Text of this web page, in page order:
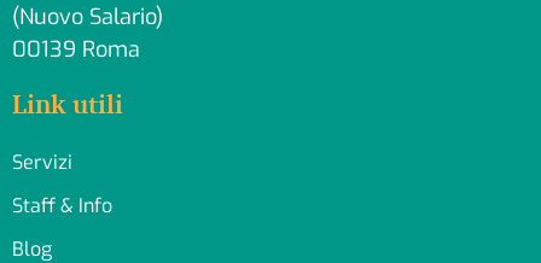
(Nuovo Salario)
00139 Roma
Link utili
Servizi
Staff & Info
Blog